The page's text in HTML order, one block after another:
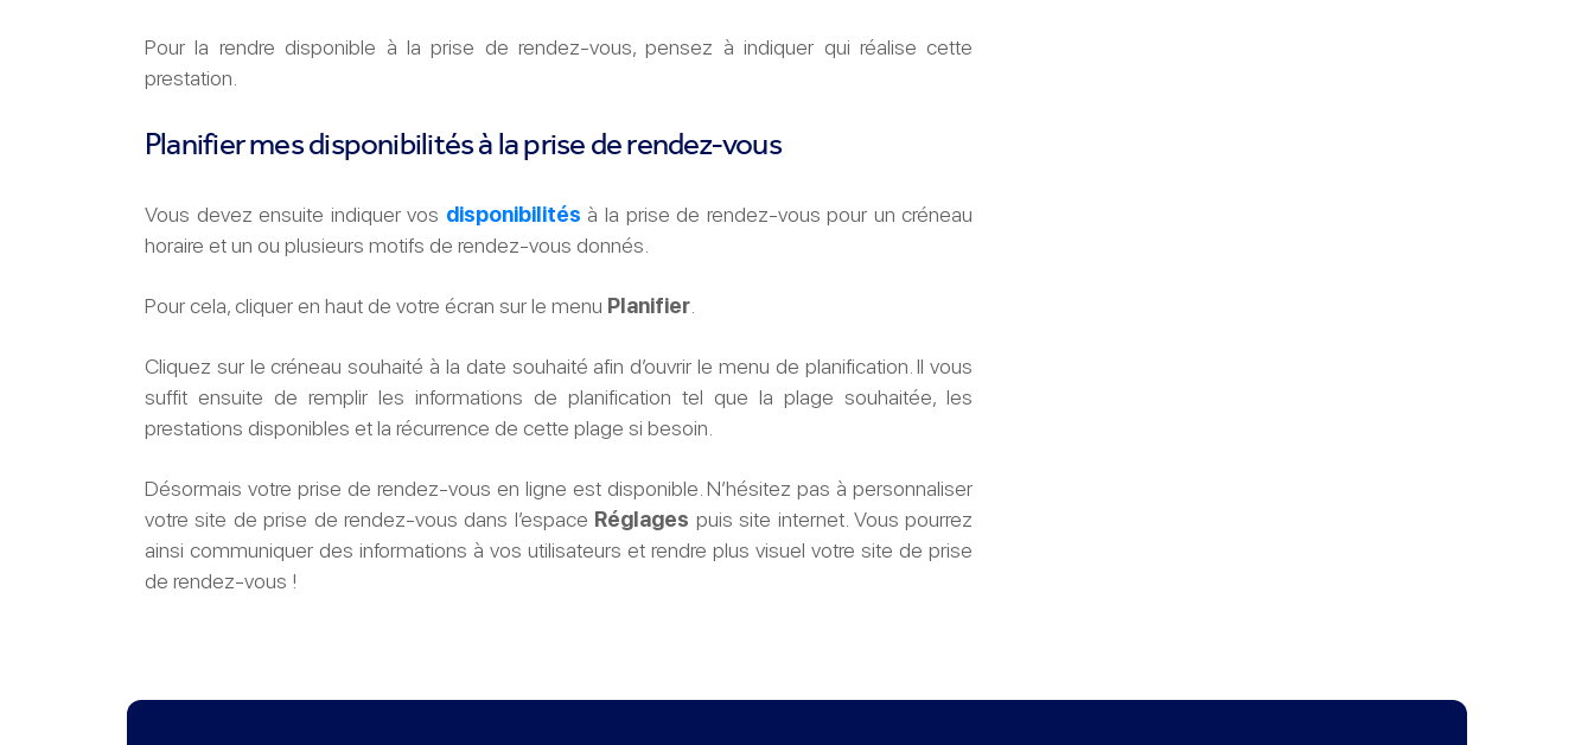
Pour la rendre disponible à la prise de rendez-vous, pensez à indiquer qui réalise cette
prestation.
Planifier mes disponibilités à la prise de rendez-vous
Vous devez ensuite indiquer vos disponibilités à la prise de rendez-vous pour un créneau
horaire et un ou plusieurs motifs de rendez-vous donnés.
Pour cela, cliquer en haut de votre écran sur le menu Planifier
Cliquez sur le créneau souhaité à la date souhaité afin d’ouvrir le menu de planification. Il vous
suffit ensuite de remplir les informations de planification tel que la plage souhaitée, les
prestations disponibles et la récurrence de cette plage si besoin.
Désormais votre prise de rendez-vous en ligne est disponible. N’hésitez pas à personnaliser
votre site de prise de rendez-vous dans l’espace Réglages puis site internet. Vous pourrez
ainsi communiquer des informations à vos utilisateurs et rendre plus visuel votre site de prise
de rendez-vous !